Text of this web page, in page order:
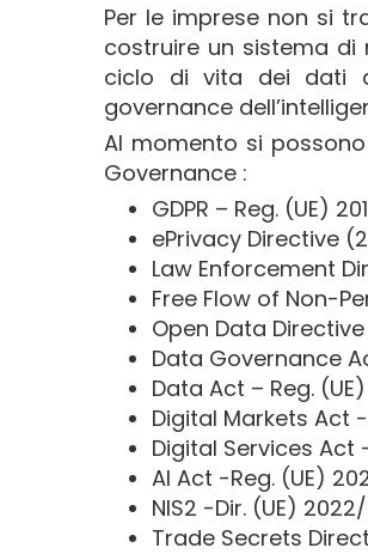
Per le imprese non si
costruire un sistema
ciclo di vita dei dati
governance
Al momento si
Governance :
GDPR – Reg. (UE)
ePrivacy Directive
Law Enforcement
Free Flow of Non-
Open Data Directive
Data Governance
Data Act – Reg.
Digital Markets Act
Digital Services Act
AI Act -Reg. (UE)
NIS2 -Dir. (UE)
Trade Secrets